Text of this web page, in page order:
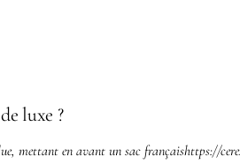
luxe ?
mettant en avant un sac françaishttps://